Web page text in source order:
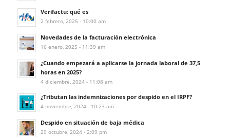
Verifactu: qué es
2 febrero, 2025 - 10:00 am
Novedades de la facturación electrónica
16 enero, 2025 - 11:39 am
¿Cuando empezará a aplicarse la jornada laboral de 37,5
horas en 2025?
4 diciembre, 2024 - 11:08 am
¿Tributan las indemnizaciones por despido en el IRPF?
4 noviembre, 2024 - 10:23 am
Despido en situación de baja médica
29 octubre, 2024 - 2:09 pm